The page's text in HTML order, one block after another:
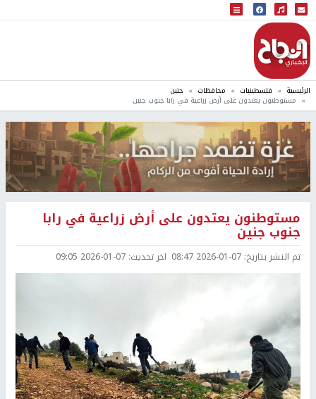
البث المباشر
إذاعة النجاح
الرئيسية فلسطينيات محافظات جنين
مستوطنون يعتدون على أرض زراعية في رابا جنوب جنين
مستوطنون يعتدون على أرض زراعية في رابا
جنوب جنين
تم النشر بتاريخ: 2026-01-07 08:47 اخر تحديث: 2026-01-07 09:05